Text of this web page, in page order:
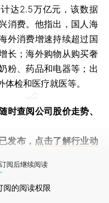
达2.5万亿元，该数据
消费。他指出，国人海
外消费增速持续超过国
长；海外购物从购买奢
粉、药品和电器等；出
检和医疗就医等。
时查阅公司股价走势、
发布， 点击了解行业动
阅后继续阅读
阅的阅读权限